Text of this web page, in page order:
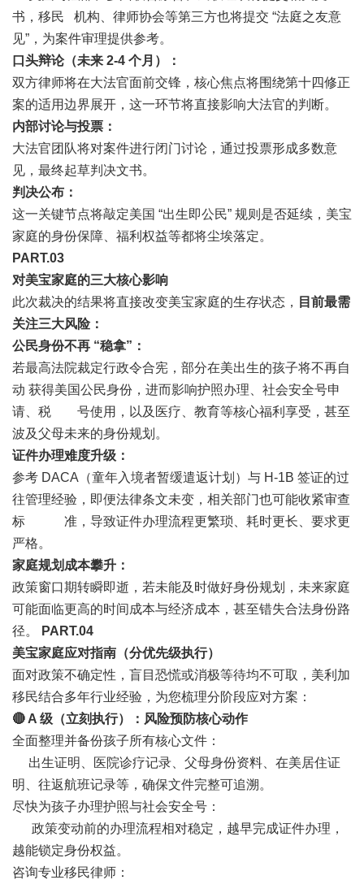
书，移民 机构、律师协会等第三方也将提交 “法庭之友意
见”，为案件审理提供参考。
口头辩论（未来 2-4 个月）：
双方律师将在大法官面前交锋，核心焦点将围绕第十四修正
案的适用边界展开，这一环节将直接影响大法官的判断。
内部讨论与投票：
大法官团队将对案件进行闭门讨论，通过投票形成多数意
见，最终起草判决文书。
判决公布：
这一关键节点将敲定美国 “出生即公民” 规则是否延续，美宝
家庭的身份保障、福利权益等都将尘埃落定。
PART.03
对美宝家庭的三大核心影响
此次裁决的结果将直接改变美宝家庭的生存状态，
目前最需
关注三大风险：
公民身份不再 “稳拿”：
若最高法院裁定行政令合宪，部分在美出生的孩子将不再自
动 获得美国公民身份，进而影响护照办理、社会安全号申
请、税 号使用，以及医疗、教育等核心福利享受，甚至
波及父母未来的身份规划。
证件办理难度升级：
参考 DACA（童年入境者暂缓遣返计划）与 H-1B 签证的过
往管理经验，即便法律条文未变，相关部门也可能收紧审查
标 准，导致证件办理流程更繁琐、耗时更长、要求更
严格。
家庭规划成本攀升：
政策窗口期转瞬即逝，若未能及时做好身份规划，未来家庭
可能面临更高的时间成本与经济成本，甚至错失合法身份路
径。
PART.04
美宝家庭应对指南（分优先级执行）
面对政策不确定性，盲目恐慌或消极等待均不可取，美利加
移民结合多年行业经验，为您梳理分阶段应对方案：
🔴 A 级（立刻执行）：风险预防核心动作
全面整理并备份孩子所有核心文件：
出生证明、医院诊疗记录、父母身份资料、在美居住证
明、往返航班记录等，确保文件完整可追溯。
尽快为孩子办理护照与社会安全号：
政策变动前的办理流程相对稳定，越早完成证件办理，
越能锁定身份权益。
咨询专业移民律师：